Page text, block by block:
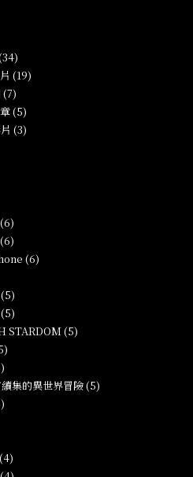
(19)
(7)
(5)
(3)
(6)
STARDOM (5)
集的異世界冒險 (5)